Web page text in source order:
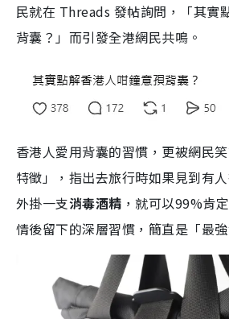
民就在 Threads 發帖詢問，「其實
背囊？」而引發全港網民共鳴。
香港人愛用背囊的習慣，更被網民
特徵」，指出去旅行時如果見到有
外掛一支消毒酒精 ，就可以99%肯
情後留下的深層習慣，簡直是「最